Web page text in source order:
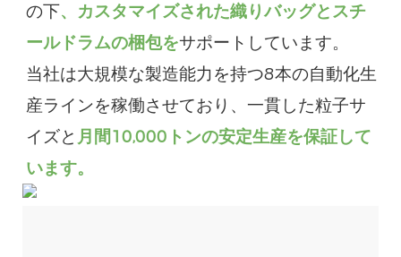
の下、カスタマイズされた織りバッグとスチ
ールドラムの梱包をサポートしています。
当社は大規模な製造能力を持つ8本の自動化生
産ラインを稼働させており、一貫した粒子サ
イズと 月間10,000トンの安定生産を保証して
います。